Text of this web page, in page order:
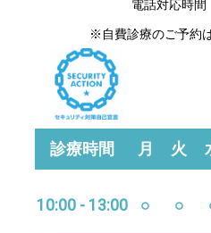
電話対応時
※自費診療のご予約
診療時間 月 火
10:00 - 13:00 ○ ○